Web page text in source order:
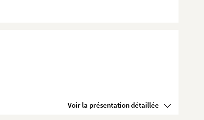
Voir la présentation détaillée